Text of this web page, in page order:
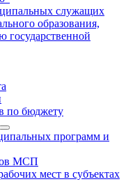
служащих
образования,
государственной
по бюджету
программ и
МСП
мест в субъектах